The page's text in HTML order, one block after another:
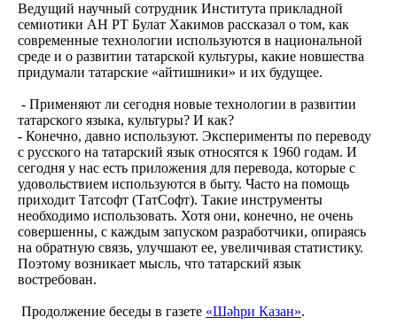
Ведущий научный сотрудник Института прикладной
семиотики АН РТ Булат Хакимов рассказал о том, как
современные технологии используются в национальной
среде и о развитии татарской культуры, какие новшества
придумали татарские «айтишники» и их будущее.
- Применяют ли сегодня новые технологии в развитии
татарского языка, культуры? И как?
- Конечно, давно используют. Эксперименты по переводу
с русского на татарский язык относятся к 1960 годам. И
сегодня у нас есть приложения для перевода, которые с
удовольствием используются в быту. Часто на помощь
приходит Татсофт (ТатСофт). Такие инструменты
необходимо использовать. Хотя они, конечно, не очень
совершенны, с каждым запуском разработчики, опираясь
на обратную связь, улучшают ее, увеличивая статистику.
Поэтому возникает мысль, что татарский язык
востребован.
Продолжение беседы в газете «Шәһри Казан».